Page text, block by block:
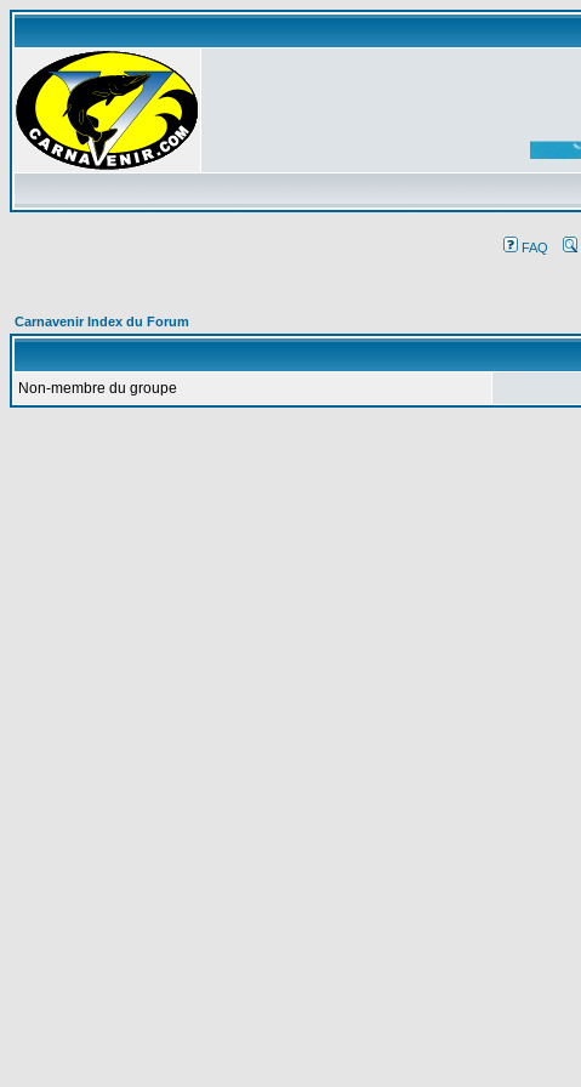
FAQ
Carnavenir Index du Forum
Non-membre du groupe